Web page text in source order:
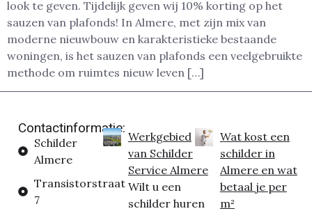
look te geven. Tijdelijk geven wij 10% korting op het
sauzen van plafonds! In Almere, met zijn mix van
moderne nieuwbouw en karakteristieke bestaande
woningen, is het sauzen van plafonds een veelgebruikte
methode om ruimtes nieuw leven […]
Contactinformatie:
Schilder
Almere
Transistorstraat
7
Werkgebied
van Schilder
Service Almere
Wilt u een
schilder huren
Wat kost een
schilder in
Almere en wat
betaal je per
m²